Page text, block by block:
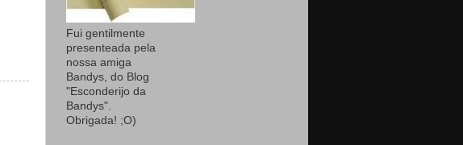
Fui gentilmente
presenteada pela
nossa amiga
Bandys, do Blog
"Esconderijo da
Bandys".
Obrigada! ;O)